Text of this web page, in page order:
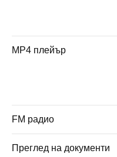
MP4 плейър
FM радио
Преглед на документи